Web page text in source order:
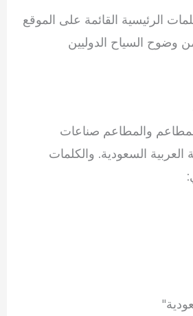
الرئيسية القائمة على الموقع
وضوح السياح الدوليين
والمطاعم صناعات
السعودية. والكلمات